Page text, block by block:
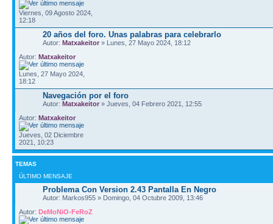
Viernes, 09 Agosto 2024,
12:18
20 años del foro. Unas palabras para celebrarlo
Autor: Matxakeitor » Lunes, 27 Mayo 2024, 18:12
Autor: Matxakeitor
Lunes, 27 Mayo 2024,
18:12
Navegación por el foro
Autor: Matxakeitor » Jueves, 04 Febrero 2021, 12:55
Autor: Matxakeitor
Jueves, 02 Diciembre
2021, 10:23
TEMAS
ÚLTIMO MENSAJE
Problema Con Version 2.43 Pantalla En Negro
Autor: Markos955 » Domingo, 04 Octubre 2009, 13:46
Autor: DeMoNiO-FeRoZ